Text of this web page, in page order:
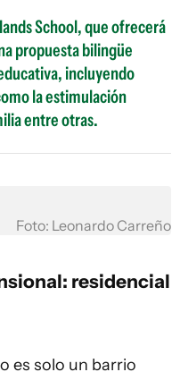
School, que ofrecerá
propuesta bilingüe
incluyendo
la estimulación
entre otras.
Foto: Leonardo Carreño
residencial
es solo un barrio